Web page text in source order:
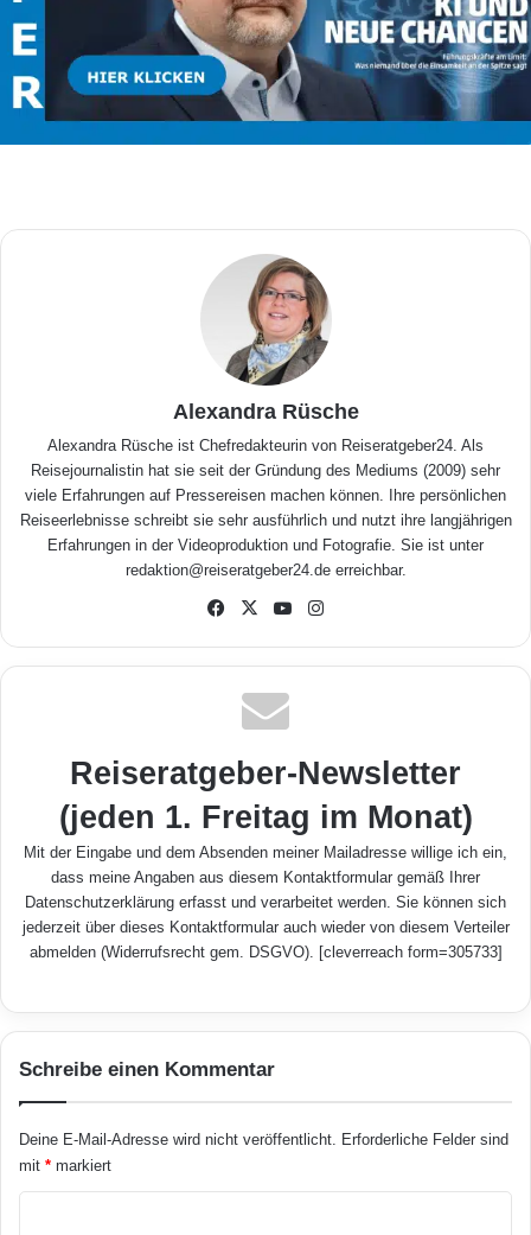
Alexandra Rüsche
Alexandra Rüsche ist Chefredakteurin von Reiseratgeber24. Als
Reisejournalistin hat sie seit der Gründung des Mediums (2009) sehr
viele Erfahrungen auf Pressereisen machen können. Ihre persönlichen
Reiseerlebnisse schreibt sie sehr ausführlich und nutzt ihre langjährigen
Erfahrungen in der Videoproduktion und Fotografie. Sie ist unter
redaktion@reiseratgeber24.de erreichbar.
Fa
ook
X
Yo
be am
Reiseratgeber-Newsletter
(jeden 1. Freitag im Monat)
Mit der Eingabe und dem Absenden meiner Mailadresse willige ich ein,
dass meine Angaben aus diesem Kontaktformular gemäß Ihrer
Datenschutzerklärung erfasst und verarbeitet werden. Sie können sich
jederzeit über dieses Kontaktformular auch wieder von diesem Verteiler
abmelden (Widerrufsrecht gem. DSGVO). [cleverreach form=305733]
Schreibe einen Kommentar
Deine E-Mail-Adresse wird nicht veröffentlicht. Erforderliche Felder sind
mit * markiert